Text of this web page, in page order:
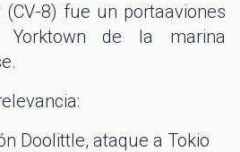
(CV-8) fue un portaaviones
de la marina
Doolittle, ataque a Tokio